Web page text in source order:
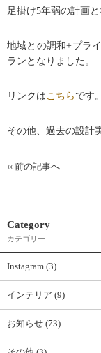
足掛け5年弱の計画と
地域との調和+プラ
ランとなりました。
リンクはこちら です。
その他、過去の設計
‹‹ 前の記事へ
Category
カテゴリー
Instagram (3)
インテリア (9)
お知らせ (73)